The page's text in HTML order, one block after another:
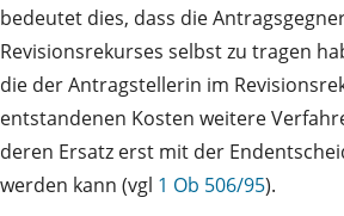
bedeutet dies, dass die
Revisionsrekurses selbst zu tragen
die der Antragstellerin im
entstandenen Kosten weitere
deren Ersatz erst mit der
werden kann (vgl 1 Ob 506/95).